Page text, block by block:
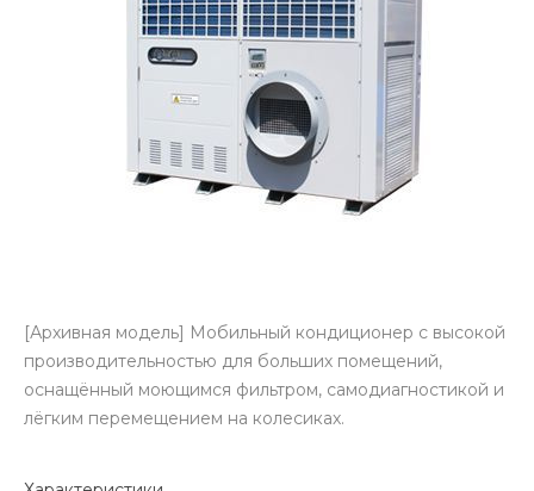
[Архивная модель] Мобильный кондиционер с высокой
производительностью для больших помещений,
оснащённый моющимся фильтром, самодиагностикой и
лёгким перемещением на колесиках.